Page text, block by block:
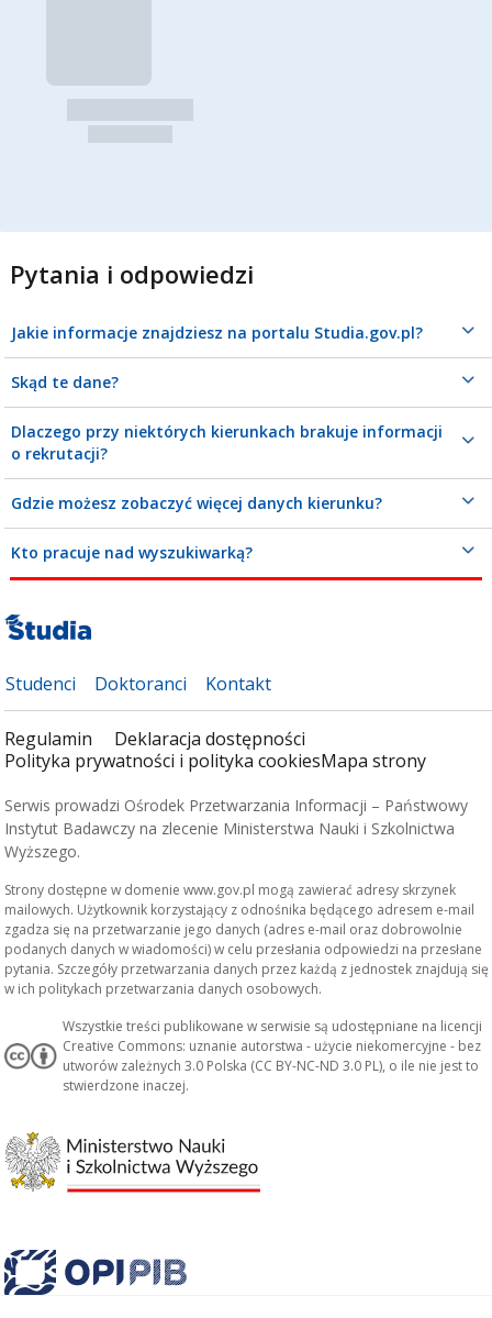
Pytania i odpowiedzi
Jakie informacje znajdziesz na portalu Studia.gov.pl?
Skąd te dane?
Dlaczego przy niektórych kierunkach brakuje informacji
o rekrutacji?
Gdzie możesz zobaczyć więcej danych kierunku?
Kto pracuje nad wyszukiwarką?
Studenci Doktoranci Kontakt
Regulamin
Deklaracja dostępności
Polityka prywatności i polityka cookiesMapa strony
Serwis prowadzi Ośrodek Przetwarzania Informacji – Państwowy
Instytut Badawczy na zlecenie Ministerstwa Nauki i Szkolnictwa
Wyższego.
Strony dostępne w domenie www.gov.pl mogą zawierać adresy skrzynek
mailowych. Użytkownik korzystający z odnośnika będącego adresem e-mail
zgadza się na przetwarzanie jego danych (adres e-mail oraz dobrowolnie
podanych danych w wiadomości) w celu przesłania odpowiedzi na przesłane
pytania. Szczegóły przetwarzania danych przez każdą z jednostek znajdują się
w ich politykach przetwarzania danych osobowych.
Wszystkie treści publikowane w serwisie są udostępniane na licencji
Creative Commons: uznanie autorstwa - użycie niekomercyjne - bez
utworów zależnych 3.0 Polska (CC BY-NC-ND 3.0 PL), o ile nie jest to
stwierdzone inaczej.